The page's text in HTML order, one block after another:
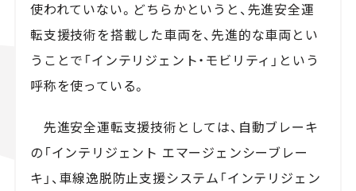
使われていない。どちらかというと、先進安全運
転支援技術を搭載した車両を、先進的な車両とい
うことで「インテリジェント・モビリティ」という
呼称を使っている。
先進安全運転支援技術としては、自動ブレーキ
の「インテリジェント エマージェンシーブレー
キ」、車線逸脱防止支援システム「インテリジェン